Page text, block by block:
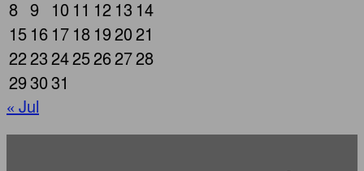
8 9 10 11 12 13 14
15 16 17 18 192021
22232425262728
293031
« Jul